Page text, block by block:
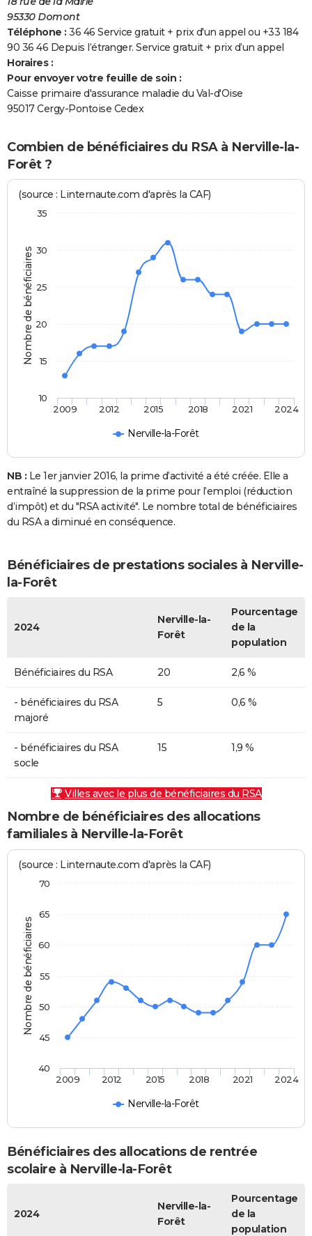
95330 Domont
Téléphone : 36 46 Service gratuit + prix d'un appel ou +33 184
90 36 46 Depuis l’étranger. Service gratuit + prix d’un appel
Horaires :
Pour envoyer votre feuille de soin :
Caisse primaire d'assurance maladie du Val-d'Oise
95017 Cergy-Pontoise Cedex
Combien de bénéficiaires du RSA à Nerville-la-
Forêt ?
Nombre de bénéficiaires
(source : Linternaute.com d'après la CAF)
Nerville-la-Forêt
2009 2012 2015 2018 2021 2024
10
15
20
25
30
35
NB : Le 1er janvier 2016, la prime d’activité a été créée. Elle a
entraîné la suppression de la prime pour l’emploi (réduction
d’impôt) et du "RSA activité". Le nombre total de bénéficiaires
du RSA a diminué en conséquence.
Bénéficiaires de prestations sociales à Nerville-
la-Forêt
2024
Nerville-la-
Forêt
Pourcentage
de la
population
Bénéficiaires du RSA 20 2,6 %
- bénéficiaires du RSA
majoré
5 0,6 %
- bénéficiaires du RSA
socle
15 1,9 %
Villes avec le plus de bénéficiaires du RSA
Nombre de bénéficiaires des allocations
familiales à Nerville-la-Forêt
Nombre de bénéficiaires
(source : Linternaute.com d'après la CAF)
Nerville-la-Forêt
2009 2012 2015 2018 2021 2024
40
45
50
55
60
65
70
Bénéficiaires des allocations de rentrée
scolaire à Nerville-la-Forêt
2024
Nerville-la-
Forêt
Pourcentage
de la
population